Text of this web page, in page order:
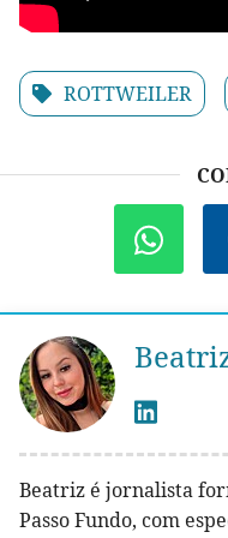
ROTTWEILER
Beatriz é jornalista
Passo Fundo, com